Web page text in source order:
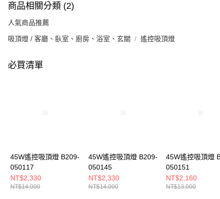
商品相關分類 (2)
人氣商品推薦
吸頂燈 / 客廳、臥室、廚房、浴室、玄關 遙控吸頂燈
必買清單
45W遙控吸頂燈 B209-
050117
NT$2,330
NT$14,000
45W遙控吸頂燈 B209-
050145
NT$2,330
NT$14,000
45W遙控吸頂燈
050151
NT$2,160
NT$13,000